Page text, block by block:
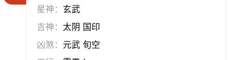
习艺 栽种
放水 畋猎
星神： 玄武
吉神： 太阴 国印
凶煞： 元武 旬空